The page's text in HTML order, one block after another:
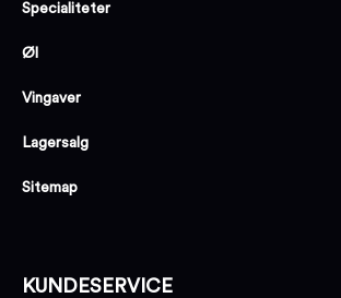
Specialiteter
Øl
Vingaver
Lagersalg
Sitemap
KUNDESERVICE